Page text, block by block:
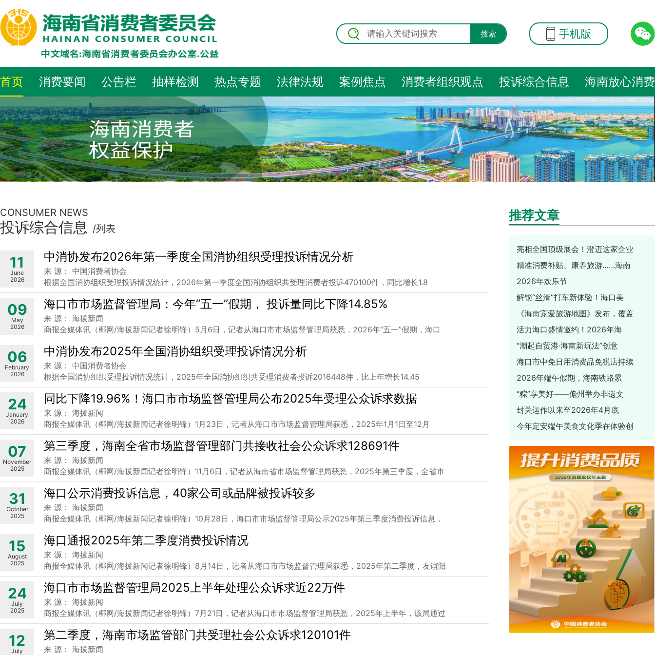
搜索 手机版
首页 消费要闻 公告栏 抽样检测 热点专题 法律法规 案例焦点 消费者组织观点 投诉综合信息 海南放心消费
CONSUMER NEWS
投诉综合信息 /列表
11
June
2026
中消协发布2026年第一季度全国消协组织受理投诉情况分析
来 源： 中国消费者协会
根据全国消协组织受理投诉情况统计，2026年第一季度全国消协组织共受理消费者投诉470100件，同比增长1.8
09
May
2026
海口市市场监督管理局：今年“五一”假期， 投诉量同比下降14.85%
来 源： 海拔新闻
商报全媒体讯（椰网/海拔新闻记者徐明锋）5月6日，记者从海口市市场监督管理局获悉，2026年“五一”假期，海口
06
February
2026
中消协发布2025年全国消协组织受理投诉情况分析
来 源： 中国消费者协会
根据全国消协组织受理投诉情况统计，2025年全国消协组织共受理消费者投诉2016448件，比上年增长14.45
24
January
2026
同比下降19.96%！海口市市场监督管理局公布2025年受理公众诉求数据
来 源： 海拔新闻
商报全媒体讯（椰网/海拔新闻记者徐明锋）1月23日，记者从海口市市场监督管理局获悉，2025年1月1日至12月
07
November
2025
第三季度，海南全省市场监督管理部门共接收社会公众诉求128691件
来 源： 海拔新闻
商报全媒体讯（椰网/海拔新闻记者徐明锋）11月6日，记者从海南省市场监督管理局获悉，2025年第三季度，全省市
31
October
2025
海口公示消费投诉信息，40家公司或品牌被投诉较多
来 源： 海拔新闻
商报全媒体讯（椰网/海拔新闻记者徐明锋）10月28日，海口市市场监督管理局公示2025年第三季度消费投诉信息，
15
August
2025
海口通报2025年第二季度消费投诉情况
来 源： 海拔新闻
商报全媒体讯（椰网/海拔新闻记者徐明锋）8月14日，记者从海口市市场监督管理局获悉，2025年第二季度，友谊阳
24
July
2025
海口市市场监督管理局2025上半年处理公众诉求近22万件
来 源： 海拔新闻
商报全媒体讯（椰网/海拔新闻记者徐明锋）7月21日，记者从海口市市场监督管理局获悉，2025年上半年，该局通过
12
July
第二季度，海南市场监管部门共受理社会公众诉求120101件
来 源： 海拔新闻
推荐文章
亮相全国顶级展会！澄迈这家企业
精准消费补贴、康养旅游……海南
​2026年欢乐节
解锁“丝滑”打车新体验！海口美
《海南宠爱旅游地图》发布，覆盖
活力海口盛情邀约！2026年海
“潮起自贸港·海南新玩法”创意
海口市中免日用消费品免税店持续
2026年端午假期，海南铁路累
“粽”享美好——儋州举办非遗文
封关运作以来至2026年4月底
今年定安端午美食文化季在体验创